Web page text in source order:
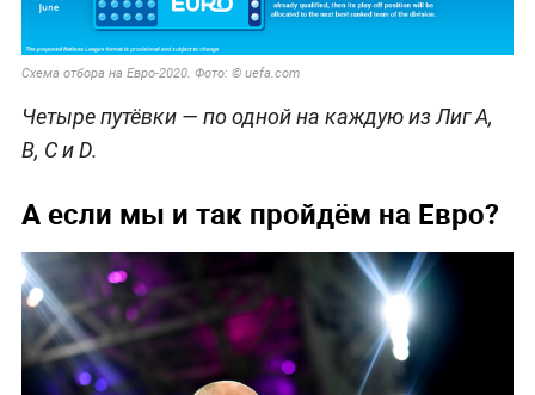
Схема отбора на Евро-2020. Фото: © uefa.com
Четыре путёвки — по одной на каждую из Лиг А,
В, С и D.
А если мы и так пройдём на Евро?